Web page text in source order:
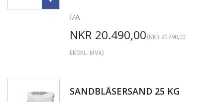
I/A
NKR 20.490,00 (NKR 20.490,00
EKSKL. MVA)
SANDBLÅSERSAND 25 KG